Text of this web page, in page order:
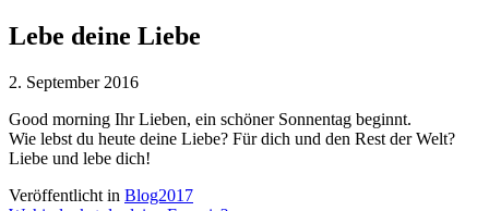
Lebe deine Liebe
2. September 2016
Good morning Ihr Lieben, ein schöner Sonnentag beginnt.
Wie lebst du heute deine Liebe? Für dich und den Rest der Welt?
Liebe und lebe dich!
Veröffentlicht in Blog2017